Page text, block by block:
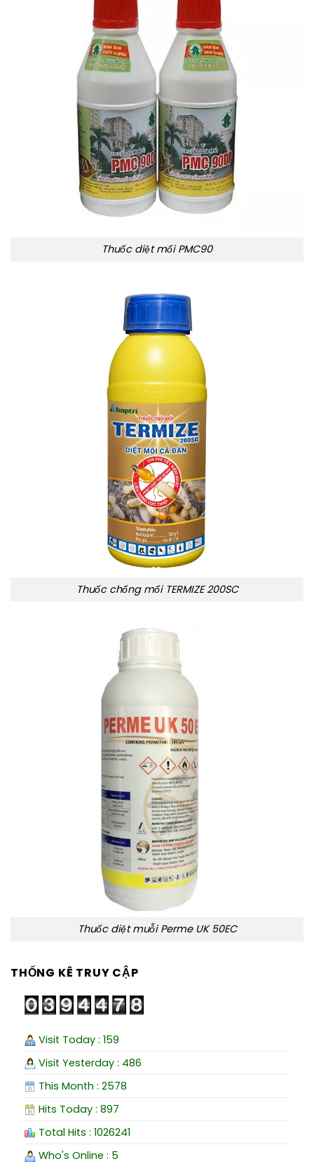
Thuốc diệt mối PMC90
Thuốc chống mối TERMIZE 200SC
Thuốc diệt muỗi Perme UK 50EC
THỐNG KÊ TRUY CẬP
Visit Today : 159
Visit Yesterday : 486
This Month : 2578
Hits Today : 897
Total Hits : 1026241
Who's Online : 5